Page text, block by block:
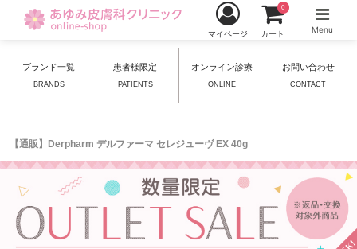
ブランド一覧
BRANDS
患者様限定
PATIENTS
オンライン診療
ONLINE
お問い合わせ
CONTACT
【通販】Derpharm デルファーマ セレジューヴ EX 40g
マイページ カート
0
Menu